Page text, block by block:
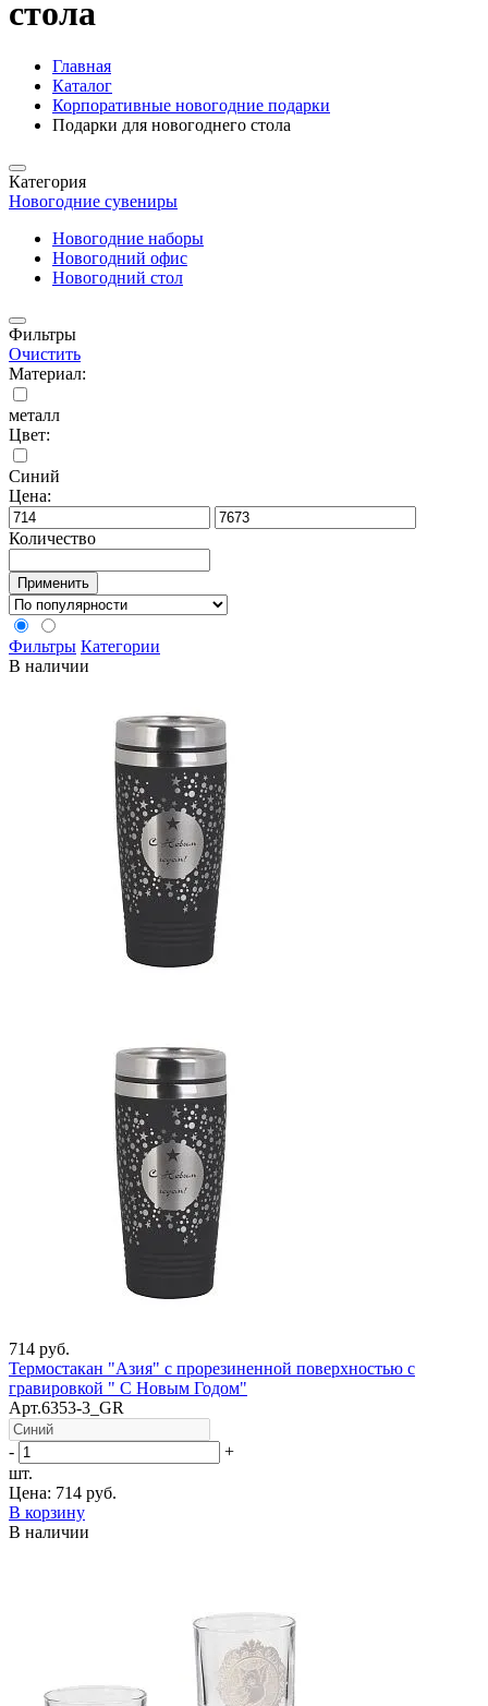
стола
Главная
Каталог
Корпоративные новогодние подарки
Подарки для новогоднего стола
Категория
Новогодние сувениры
Новогодние наборы
Новогодний офис
Новогодний стол
Фильтры
Очистить
Материал:
металл
Цвет:
Синий
Цена:
Количество
Применить
Фильтры Категории
В наличии
714 руб.
Термостакан "Азия" с прорезиненной поверхностью c
гравировкой " С Новым Годом"
Арт.6353-3_GR
-
+
шт.
Цена: 714 руб.
В корзину
В наличии